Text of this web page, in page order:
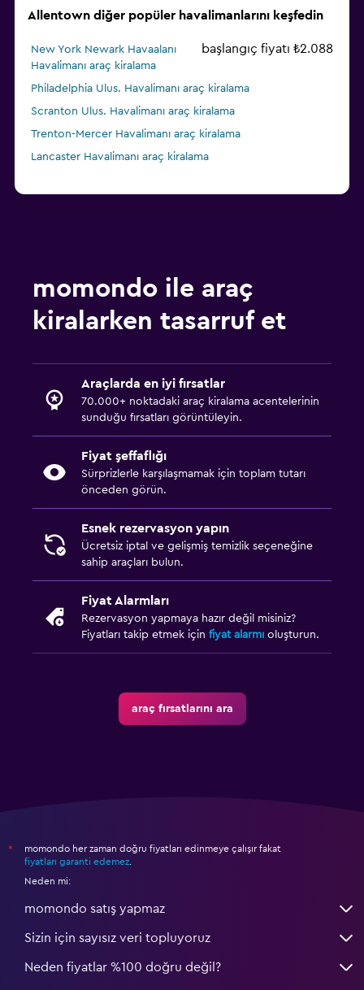
Allentown diğer popüler havalimanlarını keşfedin
New York Newark Havaalanı
Havalimanı araç kiralama
başlangıç fiyatı ₺2.088
Philadelphia Ulus. Havalimanı araç kiralama
Scranton Ulus. Havalimanı araç kiralama
Trenton-Mercer Havalimanı araç kiralama
Lancaster Havalimanı araç kiralama
momondo ile araç
kiralarken tasarruf et
Araçlarda en iyi fırsatlar
70.000+ noktadaki araç kiralama acentelerinin
sunduğu fırsatları görüntüleyin.
Fiyat şeffaflığı
Sürprizlerle karşılaşmamak için toplam tutarı
önceden görün.
Esnek rezervasyon yapın
Ücretsiz iptal ve gelişmiş temizlik seçeneğine
sahip araçları bulun.
Fiyat Alarmları
Rezervasyon yapmaya hazır değil misiniz?
Fiyatları takip etmek için fiyat alarmı oluşturun.
araç fırsatlarını ara
*
momondo her zaman doğru fiyatları edinmeye çalışır fakat
fiyatları garanti edemez.
Neden mi:
momondo satış yapmaz
Sizin için sayısız veri topluyoruz
Neden fiyatlar %100 doğru değil?